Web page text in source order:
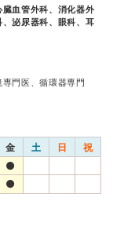
血管外科、消化器外
泌尿器科、眼科、耳
門医、循環器専門
金 土 日 祝